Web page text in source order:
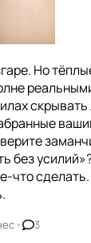
Но
без
что
• 3